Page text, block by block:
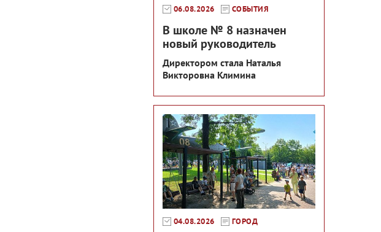
06.08.2026 СОБЫТИЯ
В школе № 8 назначен
новый руководитель
Директором стала Наталья
Викторовна Климина
04.08.2026 ГОРОД